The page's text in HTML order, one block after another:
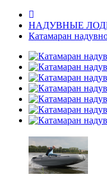
НАДУВНЫЕ
Катамаран